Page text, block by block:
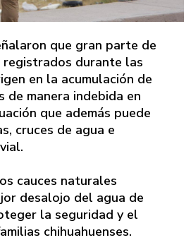
que gran parte de
durante las
en la acumulación de
de manera indebida en
que además puede
cruces de agua e
cauces naturales
desalojo del agua de
la seguridad y el
chihuahuenses.